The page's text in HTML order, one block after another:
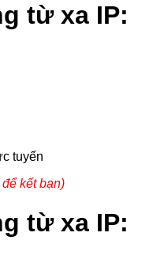
từ xa IP:
kết bạn)
từ xa IP: